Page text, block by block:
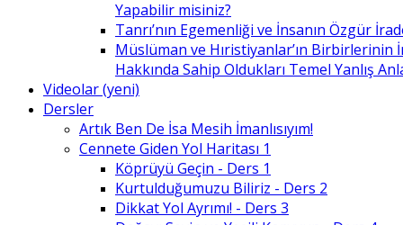
Yapabilir misiniz?
Tanrı’nın Egemenliği ve İnsanın Özgür
Müslüman ve Hıristiyanlar’ın Birbirlerinin
Hakkında Sahip Oldukları Temel Yanlış
Videolar (yeni)
Dersler
Artık Ben De İsa Mesih İmanlısıyım!
Cennete Giden Yol Haritası 1
Köprüyü Geçin - Ders 1
Kurtulduğumuzu Biliriz - Ders 2
Dikkat Yol Ayrımı! - Ders 3